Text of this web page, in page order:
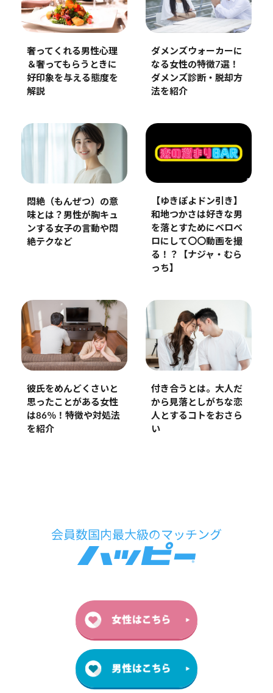
奢ってくれる男性心理
＆奢ってもらうときに
好印象を与える態度を
解説
ダメンズウォーカーに
なる女性の特徴7選！
ダメンズ診断・脱却方
法を紹介
悶絶（もんぜつ）の意
味とは？男性が胸キュ
ンする女子の言動や悶
絶テクなど
【ゆきぽよドン引き】
和地つかさは好きな男
を落とすためにベロベ
ロにして〇〇動画を撮
る！？【ナジャ・むら
っち】
彼氏をめんどくさいと
思ったことがある女性
は86％！特徴や対処法
を紹介
付き合うとは。大人だ
から見落としがちな恋
人とするコトをおさら
い